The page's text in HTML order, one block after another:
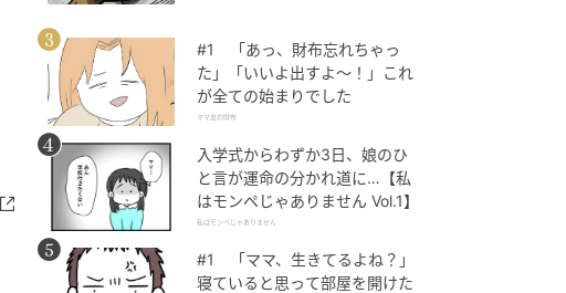
#1 「あっ、財布忘れちゃっ
た」「いいよ出すよ〜！」これ
が全ての始まりでした
ママ友の財布
入学式からわずか3日、娘のひ
と言が運命の分かれ道に…【私
はモンペじゃありません Vol.1】
私はモンペじゃありません
#1 「ママ、生きてるよね？」
寝ていると思って部屋を開けた